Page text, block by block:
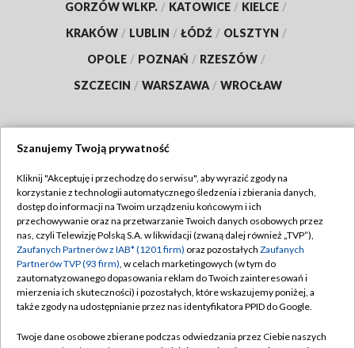
GORZÓW WLKP. / KATOWICE / KIELCE /
KRAKÓW / LUBLIN / ŁÓDŹ / OLSZTYN /
OPOLE / POZNAŃ / RZESZÓW /
SZCZECIN / WARSZAWA / WROCŁAW
TVP
Abonament TVP
Emisja w TVP
Centrum informacji TVP
Naziemna Telewizja Cyfrowa
Regulamin TVP
Polityka prywatności
Moje zgody
Pomoc
Szanujemy Twoją prywatność
Kliknij "Akceptuję i przechodzę do serwisu", aby wyrazić zgody na
korzystanie z technologii automatycznego śledzenia i zbierania danych,
dostęp do informacji na Twoim urządzeniu końcowym i ich
przechowywanie oraz na przetwarzanie Twoich danych osobowych przez
nas, czyli Telewizję Polską S.A. w likwidacji (zwaną dalej również „TVP”),
Zaufanych Partnerów z IAB* (1201 firm) oraz pozostałych Zaufanych
Partnerów TVP (93 firm), w celach marketingowych (w tym do
zautomatyzowanego dopasowania reklam do Twoich zainteresowań i
mierzenia ich skuteczności) i pozostałych, które wskazujemy poniżej, a
także zgody na udostępnianie przez nas identyfikatora PPID do Google.
Twoje dane osobowe zbierane podczas odwiedzania przez Ciebie naszych